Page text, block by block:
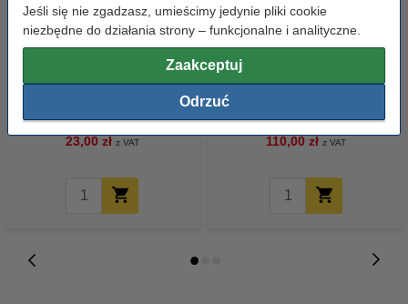
Jeśli się nie zgadzasz, umieścimy jedynie pliki cookie
niezbędne do działania strony – funkcjonalne i analityczne.
Zaakceptuj
Odrzuć
23,00 zł z VAT 110,00 zł z VAT